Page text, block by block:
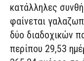
κατάλληλες
φαίνεται
δύο διαδοχικών
περίπου 29,53